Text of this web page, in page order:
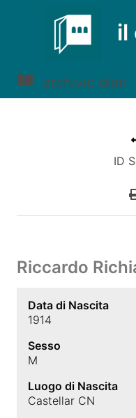
il
archivio diari
ID
Riccardo
Data di Nascita
1914
Sesso
M
Luogo di Nascita
Castellar CN